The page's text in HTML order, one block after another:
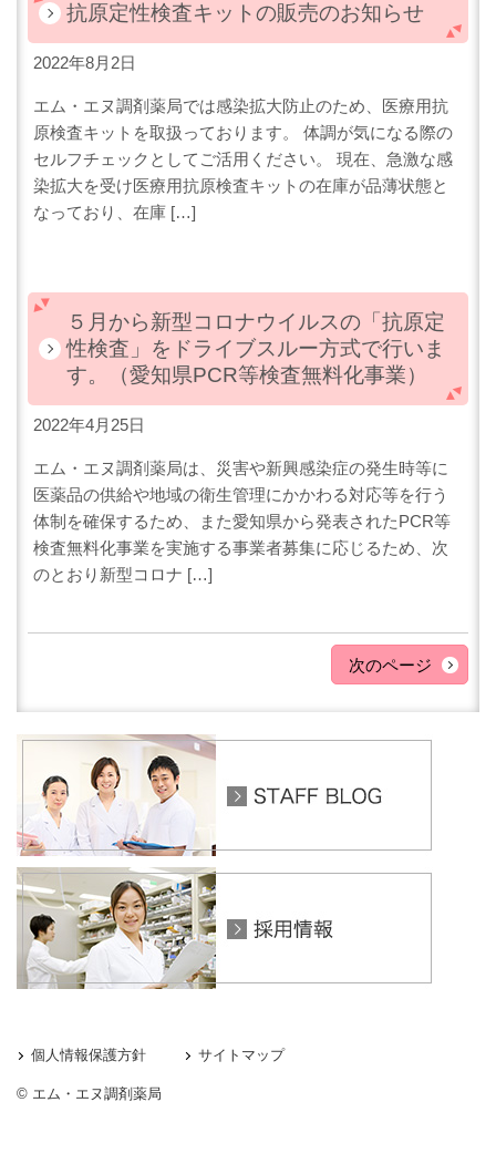
抗原定性検査キットの販売のお知らせ
2022年8月2日
エム・エヌ調剤薬局では感染拡大防止のため、医療用抗
原検査キットを取扱っております。 体調が気になる際の
セルフチェックとしてご活用ください。 現在、急激な感
染拡大を受け医療用抗原検査キットの在庫が品薄状態と
なっており、在庫 […]
５月から新型コロナウイルスの「抗原定
性検査」をドライブスルー方式で行いま
す。（愛知県PCR等検査無料化事業）
2022年4月25日
エム・エヌ調剤薬局は、災害や新興感染症の発生時等に
医薬品の供給や地域の衛生管理にかかわる対応等を行う
体制を確保するため、また愛知県から発表されたPCR等
検査無料化事業を実施する事業者募集に応じるため、次
のとおり新型コロナ […]
次のページ
個人情報保護方針 サイトマップ
© エム・エヌ調剤薬局